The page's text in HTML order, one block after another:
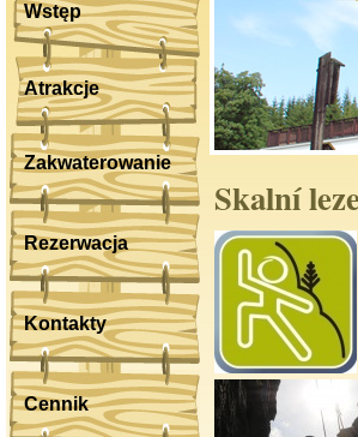
Skalní
Wstęp
Atrakcje
Zakwaterowanie
Rezerwacja
Kontakty
Cennik